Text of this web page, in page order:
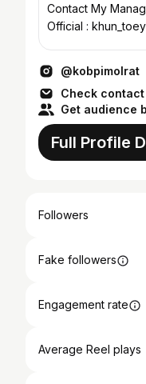
Contact My Manager P’Toey 0843596556 Line
Official : khun_toey
@kobpimolrat
Check
Get audience
Full Profile
Followers
Fake followers
Engagement rate
Average Reel plays